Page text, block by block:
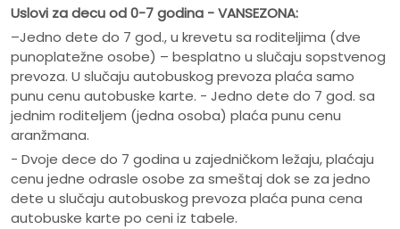
Uslovi za decu od 0-7 godina - VANSEZONA:
–Jedno dete do 7 god., u krevetu sa roditeljima (dve
punoplatežne osobe) – besplatno u slučaju sopstvenog
prevoza. U slučaju autobuskog prevoza plaća samo
punu cenu autobuske karte. - Jedno dete do 7 god. sa
jednim roditeljem (jedna osoba) plaća punu cenu
aranžmana.
- Dvoje dece do 7 godina u zajedničkom ležaju, plaćaju
cenu jedne odrasle osobe za smeštaj dok se za jedno
dete u slučaju autobuskog prevoza plaća puna cena
autobuske karte po ceni iz tabele.